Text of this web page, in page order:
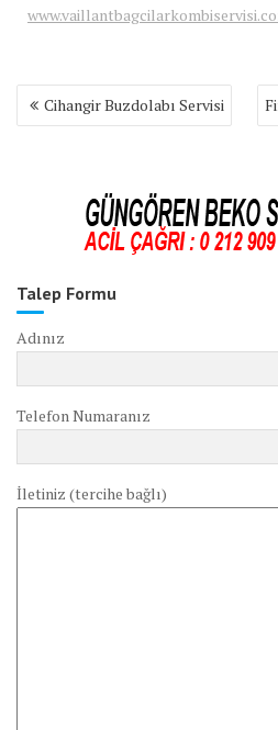
Yazı
gezinmesi
Cihangir Buzdolabı Servisi
Talep Formu
Adınız
Telefon Numaranız
İletiniz (tercihe bağlı)